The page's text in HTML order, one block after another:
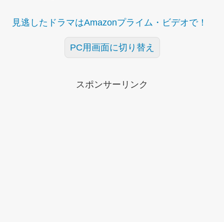
見逃したドラマはAmazonプライム・ビデオで！
PC用画面に切り替え
スポンサーリンク